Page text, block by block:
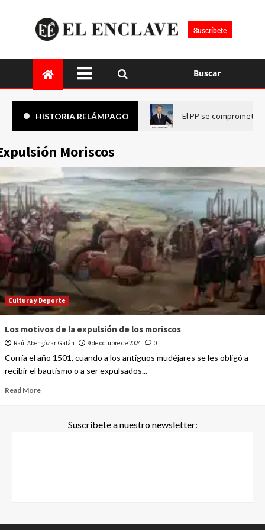
Suscríbete
Buscar
HISTORIA RELÁMPAGO El PP se compromete
Moriscos
Cultura y Deporte
Los motivos de la expulsión de los moriscos
Raúl Abengózar Galán 9 de octubre de 2024 0
Corría el año 1501, cuando a los antiguos mudéjares se les obligó a
recibir el bautismo o a ser expulsados...
Read More
Suscríbete a nuestro newsletter: